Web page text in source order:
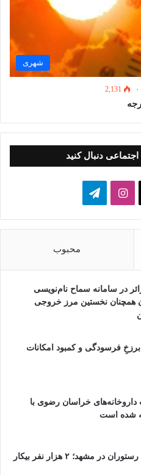
شهری
۰ 2,131
دنبال کنید
ایکساینستاگرامتلگرام
محبوب
زائر در سامانه سماح نام‌نویسی
همچنان نخستین مرز خروجی
برزخِ فرسودگی و کمبود امکانات
داروخانه‌های خراسان رضوی با
شده است
تعطیلی ۳۰۰ رستوران در مشهد؛ ۲ هزار نفر بیکار